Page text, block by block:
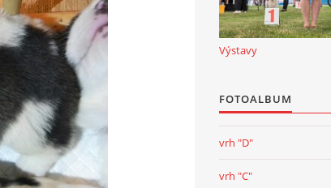
Výstavy
FOTOALBUM
vrh "D"
vrh "C"